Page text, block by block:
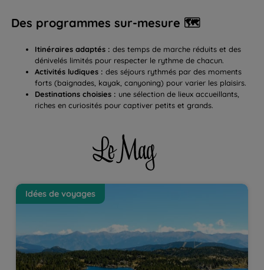
Des programmes sur-mesure 🗺️
Itinéraires adaptés : des temps de marche réduits et des
dénivelés limités pour respecter le rythme de chacun.
Activités ludiques : des séjours rythmés par des moments
forts (baignades, kayak, canyoning) pour varier les plaisirs.
Destinations choisies : une sélection de lieux accueillants,
riches en curiosités pour captiver petits et grands.
Les lacs du Capcir en famille : du bonheur ! | La
Balaguère
Idées de voyages